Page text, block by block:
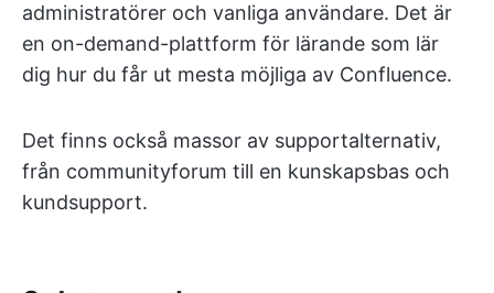
administratörer och vanliga användare. Det är
en on-demand-plattform för lärande som lär
dig hur du får ut mesta möjliga av Confluence.
Det finns också massor av supportalternativ,
från communityforum till en kunskapsbas och
kundsupport.